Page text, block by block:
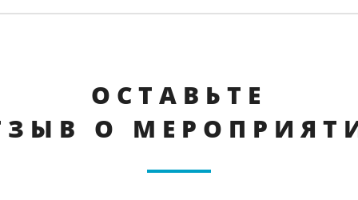
ОСТАВЬТЕ
О